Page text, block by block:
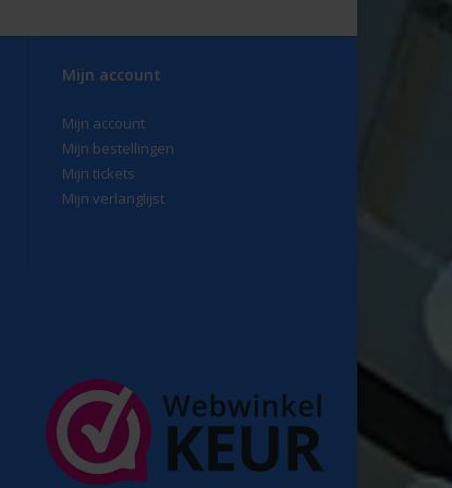
Mijn account
Mijn account
Mijn bestellingen
Mijn tickets
Mijn verlanglijst